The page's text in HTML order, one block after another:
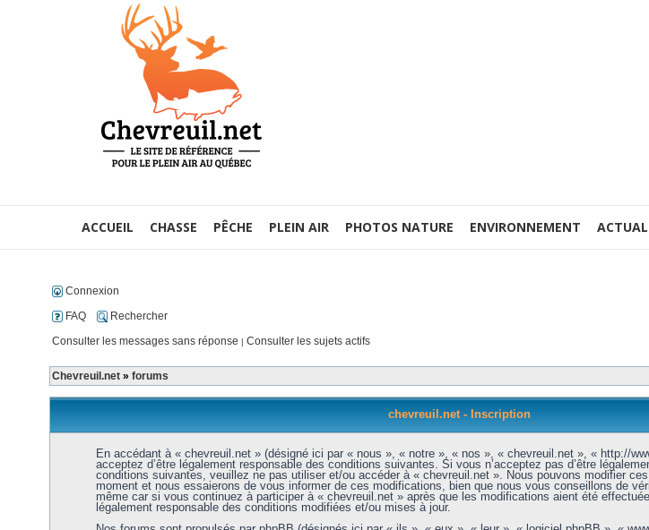
ACCUEIL CHASSE PÊCHE PLEIN AIR PHOTOS NATURE ENVIRONNEMENT
Connexion
FAQ
Rechercher
Consulter les messages sans réponse | Consulter les sujets actifs
Chevreuil.net » forums
chevreuil.net - Inscription
En accédant à « chevreuil.net » (désigné ici par « nous », « notre », « nos », « chevreuil.net », « http://
acceptez d’être légalement responsable des conditions suivantes. Si vous n’acceptez pas d’être
conditions suivantes, veuillez ne pas utiliser et/ou accéder à « chevreuil.net ». Nous pouvons modifier ces
moment et nous essaierons de vous informer de ces modifications, bien que nous vous conseillons de
même car si vous continuez à participer à « chevreuil.net » après que les modifications aient été
légalement responsable des conditions modifiées et/ou mises à jour.